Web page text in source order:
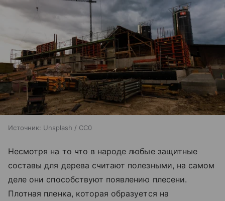
Источник: Unsplash / CC0
Несмотря на то что в народе любые защитные
составы для дерева считают полезными, на самом
деле они способствуют появлению плесени.
Плотная пленка, которая образуется на